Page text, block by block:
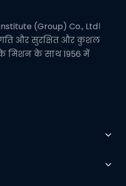
(Group) Co., Ltd।
और सुरक्षित और कुशल
के साथ 1956 में